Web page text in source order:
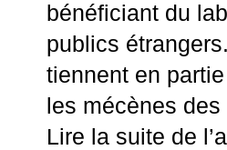
bénéficiant du
publics
tiennent en
les mécènes
Lire la suite de